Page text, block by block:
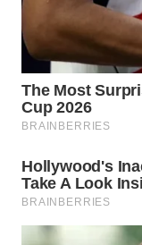
WAHANANEWS
ID
WAHANANEWS
CO ID
NET